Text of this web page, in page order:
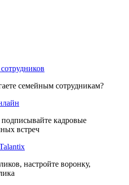
семейным сотрудникам?
кадровые
встреч
настройте воронку,